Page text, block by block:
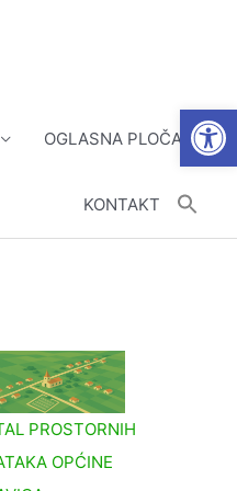
OGLASNA PLOČA
KONTAKT
PROSTORNIH
OPĆINE